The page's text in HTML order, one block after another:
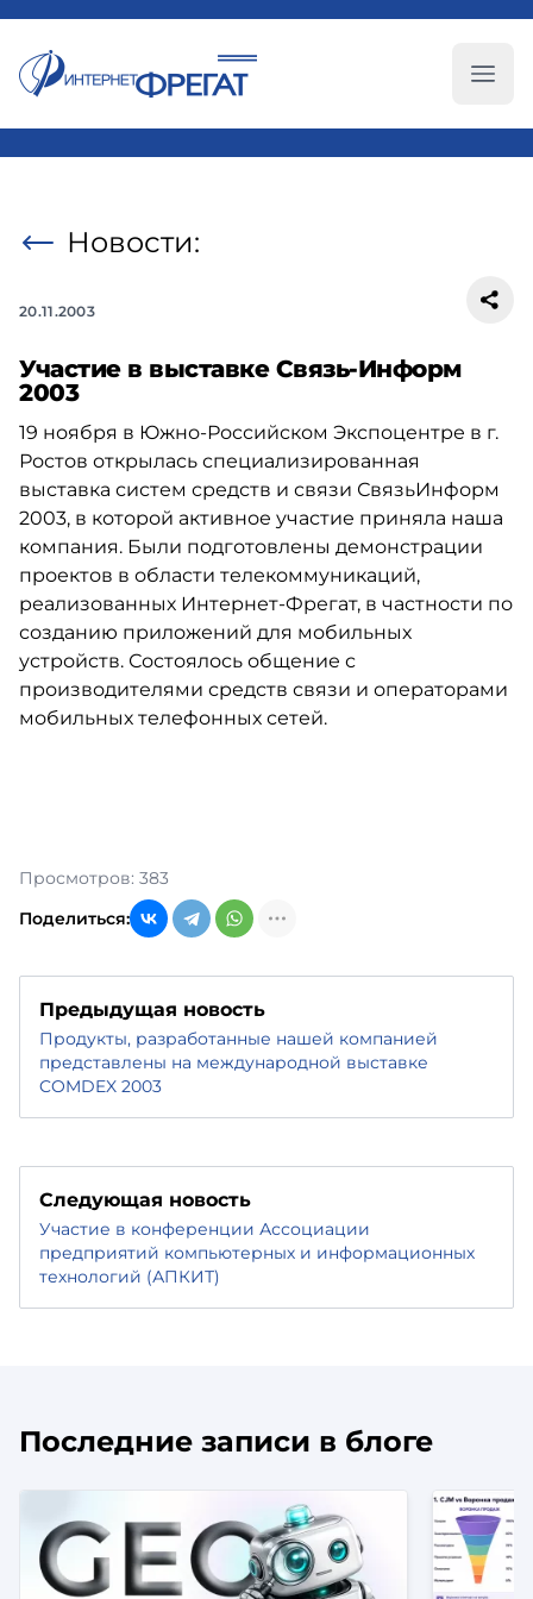
Новости:
20.11.2003
Участие в выставке Связь-Информ
2003
19 ноября в Южно-Российском Экспоцентре в г.
Ростов открылась специализированная
выставка систем средств и связи СвязьИнформ
2003, в которой активное участие приняла наша
компания. Были подготовлены демонстрации
проектов в области телекоммуникаций,
реализованных Интернет-Фрегат, в частности по
созданию приложений для мобильных
устройств. Состоялось общение с
производителями средств связи и операторами
мобильных телефонных сетей.
Просмотров: 383
Поделиться:
Предыдущая новость
Продукты, разработанные нашей компанией
представлены на международной выставке
COMDEX 2003
Следующая новость
Участие в конференции Ассоциации
предприятий компьютерных и информационных
технологий (АПКИТ)
Последние записи в блоге